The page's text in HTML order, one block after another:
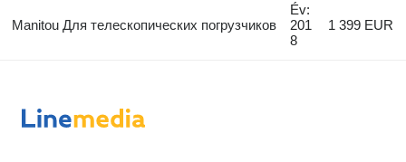
Manitou Для телескопических погрузчиков
Év:
201
8
1 399 EUR